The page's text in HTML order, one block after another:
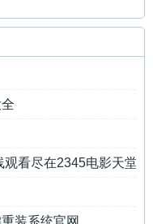
观看尽在2345电影天堂。
重装系统官网